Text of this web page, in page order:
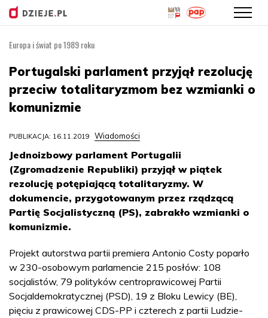
treści
Europa i świat po 1989 roku
Portugalski parlament przyjął rezolucję
przeciw totalitaryzmom bez wzmianki o
komunizmie
PUBLIKACJA: 16.11.2019 Wiadomości
Jednoizbowy parlament Portugalii
(Zgromadzenie Republiki) przyjął w piątek
rezolucję potępiającą totalitaryzmy. W
dokumencie, przygotowanym przez rządzącą
Partię Socjalistyczną (PS), zabrakło wzmianki o
komunizmie.
Projekt autorstwa partii premiera Antonio Costy poparło
w 230-osobowym parlamencie 215 posłów: 108
socjalistów, 79 polityków centroprawicowej Partii
Socjaldemokratycznej (PSD), 19 z Bloku Lewicy (BE),
pięciu z prawicowej CDS-PP i czterech z partii Ludzie-